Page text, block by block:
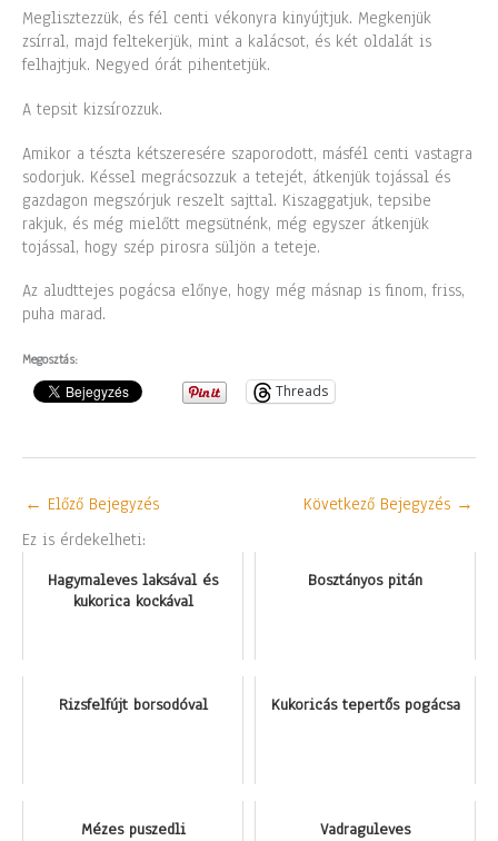
Meglisztezzük, és fél centi vékonyra kinyújtjuk. Megkenjük
zsírral, majd feltekerjük, mint a kalácsot, és két oldalát is
felhajtjuk. Negyed órát pihentetjük.
A tepsit kizsírozzuk.
Amikor a tészta kétszeresére szaporodott, másfél centi vastagra
sodorjuk. Késsel megrácsozzuk a tetejét, átkenjük tojással és
gazdagon megszórjuk reszelt sajttal. Kiszaggatjuk, tepsibe
rakjuk, és még mielőtt megsütnénk, még egyszer átkenjük
tojással, hogy szép pirosra süljön a teteje.
Az aludttejes pogácsa előnye, hogy még másnap is finom, friss,
puha marad.
Megosztás:
Threads
← Előző Bejegyzés Következő Bejegyzés →
Ez is érdekelheti:
Hagymaleves laksával és
kukorica kockával
Bosztányos pitán
Rizsfelfújt borsodóval Kukoricás tepertős pogácsa
Mézes puszedli Vadraguleves